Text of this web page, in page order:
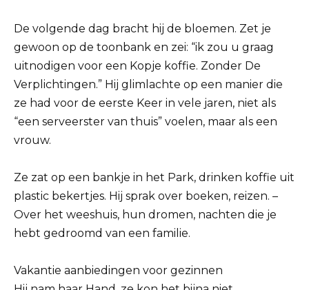
De volgende dag bracht hij de bloemen. Zet je
gewoon op de toonbank en zei: “ik zou u graag
uitnodigen voor een Kopje koffie. Zonder De
Verplichtingen.” Hij glimlachte op een manier die
ze had voor de eerste Keer in vele jaren, niet als
“een serveerster van thuis” voelen, maar als een
vrouw.
Ze zat op een bankje in het Park, drinken koffie uit
plastic bekertjes. Hij sprak over boeken, reizen. –
Over het weeshuis, hun dromen, nachten die je
hebt gedroomd van een familie.
Vakantie aanbiedingen voor gezinnen